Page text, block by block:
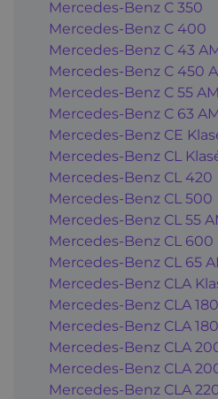
Mercedes-Benz C 350
Mercedes-Benz C 400
Mercedes-Benz C 43
Mercedes-Benz C 450
Mercedes-Benz C 55
Mercedes-Benz C 63
Mercedes-Benz CE
Mercedes-Benz CL
Mercedes-Benz CL 420
Mercedes-Benz CL 500
Mercedes-Benz CL 55
Mercedes-Benz CL 600
Mercedes-Benz CL 65
Mercedes-Benz CLA
Mercedes-Benz CLA 180
Mercedes-Benz CLA
Mercedes-Benz CLA
Mercedes-Benz CLA
Mercedes-Benz CLA